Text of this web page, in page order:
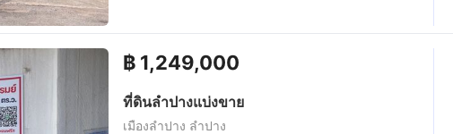
฿ 1,249,000
ที่ดินลำปางแบ่งขาย
เมืองลำปาง ลำปาง